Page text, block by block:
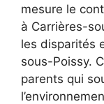
mesure le
à Carrières-
les disparités
sous-Poissy.
parents qui